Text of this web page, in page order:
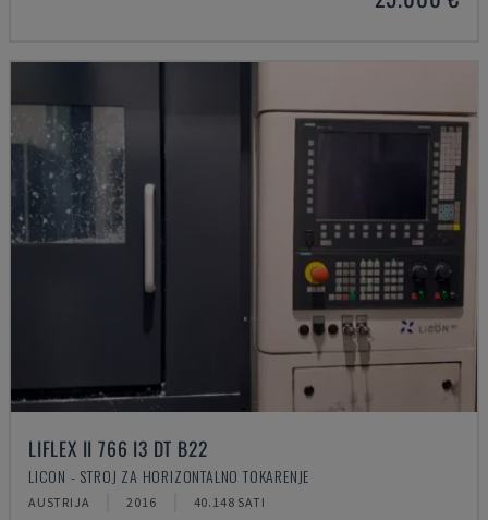
LIFLEX II 766 I3 DT B22
LICON - STROJ ZA HORIZONTALNO TOKARENJE
AUSTRIJA 2016 40.148 SATI